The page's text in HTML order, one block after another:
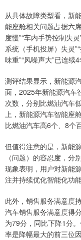
从具体故障类型看，新
能座舱相关问题占据六
度慢”“车内手势控制失
系统（手机投屏）失灵
味重”“风噪声大”已连续
测评结果显示，新能源
面，2025年新能源汽车
次数，分别比燃油汽车
上，新能源汽车智能座
比燃油汽车高6个、8个
但值得注意的是，新能
（问题）的容忍度，
现象表明，用户对新能
注并持续优化智能化功
此外，销售服务满意度
汽车销售服务满意度得
为79分，同比下降1分
率是降幅最大的前三位因